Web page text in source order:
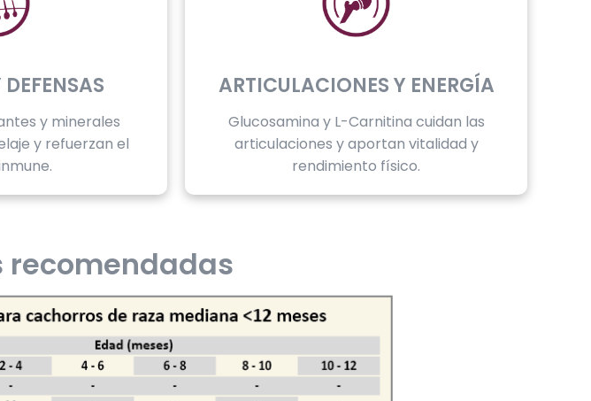
DEFENSAS
y minerales
y refuerzan el
ARTICULACIONES Y ENERGÍA
Glucosamina y L-Carnitina cuidan las
articulaciones y aportan vitalidad y
rendimiento físico.
recomendadas